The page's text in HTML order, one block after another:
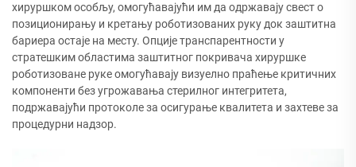
хируршком особљу, омогућавајући им да одржавају свест о
позиционирању и кретању роботизованих руку док заштитна
бариера остаје на месту. Опције транспарентности у
стратешким областима заштитног покривача хируршке
роботизоване руке омогућавају визуелно праћење критичних
компоненти без угрожавања стерилног интегритета,
подржавајући протоколе за осигурање квалитета и захтеве за
процедурни надзор.